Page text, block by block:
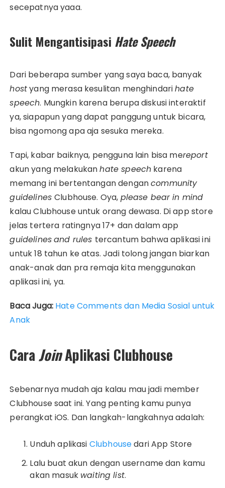
secepatnya yaaa.
Sulit Mengantisipasi Hate Speech
Dari beberapa sumber yang saya baca, banyak
hostyang merasa kesulitan menghindarihate
speech. Mungkin karena berupa diskusi interaktif
ya, siapapun yang dapat panggung untuk bicara,
bisa ngomong apa aja sesuka mereka.
Tapi, kabar baiknya, pengguna lain bisa mereport
akun yang melakukanhate speech karena
memang ini bertentangan dengancommunity
guidelinesClubhouse. Oya, please bear in mind
kalau Clubhouse untuk orang dewasa. Di app store
jelas tertera ratingnya 17+ dan dalam app
guidelinesand rules tercantum bahwa aplikasi ini
untuk 18 tahun ke atas. Jadi tolong jangan biarkan
anak-anak dan pra remaja kita menggunakan
aplikasi ini, ya.
Baca Juga: Hate Comments dan Media Sosial untuk
Anak
CaraJoinAplikasi Clubhouse
Sebenarnya mudah aja kalau mau jadi member
Clubhouse saat ini. Yang penting kamu punya
perangkat iOS. Dan langkah-langkahnya adalah:
Unduh aplikasi Clubhousedari App Store
Lalu buat akun dengan username dan kamu
akan masuk waiting list.